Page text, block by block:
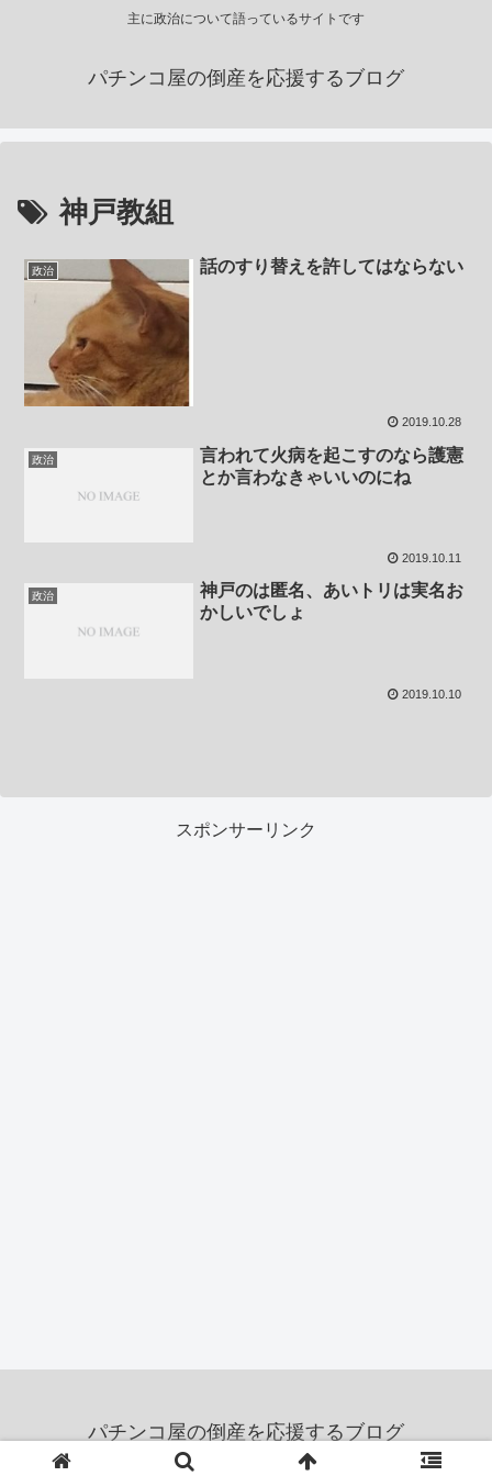
主に政治について語っているサイトです
パチンコ屋の倒産を応援するブログ
神戸教組
政治 話のすり替えを許してはならない
2019.10.28
政治
言われて火病を起こすのなら護憲
とか言わなきゃいいのにね
2019.10.11
政治
神戸のは匿名、あいトリは実名お
かしいでしょ
2019.10.10
スポンサーリンク
パチンコ屋の倒産を応援するブログ
© 2011 パチンコ屋の倒産を応援するブログ.